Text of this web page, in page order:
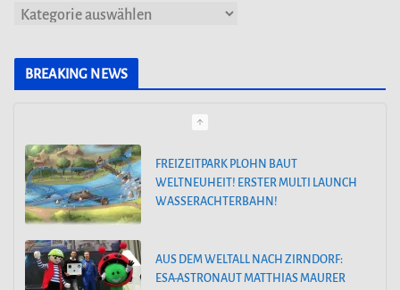
K
BREAKING NEWS
AUS DEM WELTALL NACH ZIRNDORF:
ESA-ASTRONAUT MATTHIAS MAURER
BESUCHT DEN PLAYMOBIL-FUNPARK
FREIZEITPARK PLOHN STELLT NEUHEIT
2025 NEBEN DEM DINOLAND VOR.